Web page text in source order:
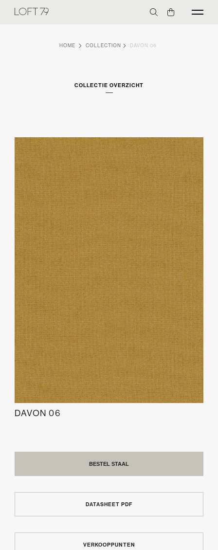
HOME COLLECTION DAVON 06
COLLECTIE OVERZICHT
DAVON 06
BESTEL STAAL
DATASHEET PDF
VERKOOPPUNTEN